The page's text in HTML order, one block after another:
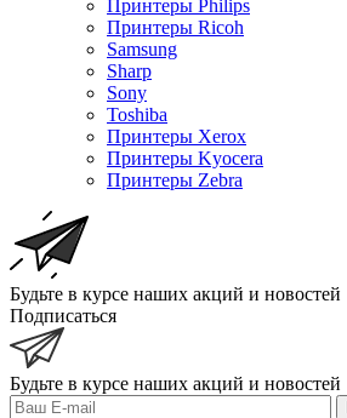
Принтеры Philips
Принтеры Ricoh
Samsung
Sharp
Sony
Toshiba
Принтеры Xerox
Принтеры Kyocera
Принтеры Zebra
Будьте в курсе наших акций и новостей
Подписаться
Будьте в курсе наших акций и новостей